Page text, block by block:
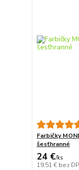
Farbičky
šesťhranné
24 €/ks
19,51 € bez